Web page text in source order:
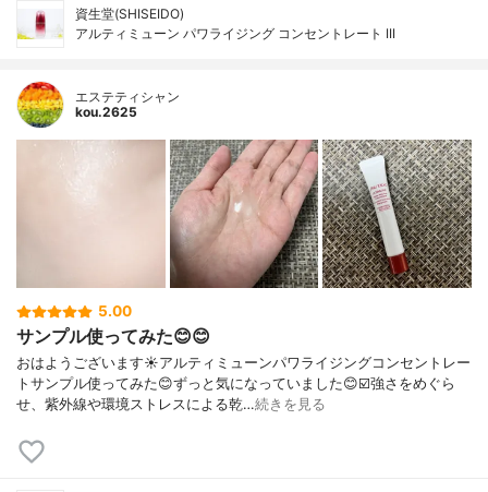
資生堂(SHISEIDO)
アルティミューン パワライジング コンセントレート III
エステティシャン
kou.2625
5.00
サンプル使ってみた😊😊
おはようございます☀アルティミューンパワライジングコンセントレー
トサンプル使ってみた😊ずっと気になっていました😊☑️強さをめぐら
せ、紫外線や環境ストレスによる乾…続きを見る